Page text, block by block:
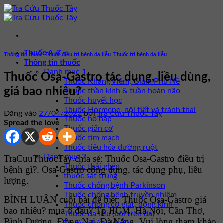
Bỏ
qua
dung
Thuốc A-Z
Thông tin thuốc
Danh mục 1
Thuốc Kháng Viêm, Giảm Phù Nề
Thuốc thần kinh & tuần hoàn não
Thuốc huyết học
Thuốc Hormone, nội tiết và tránh thai
Thuốc hô hấp
Thuốc giãn cơ
Thuốc tim mạch
Thuốc tiêu hóa đường ruột
Danh mục 2
Thuốc thải ghép
thuốc sát trùng
Thuốc chống bệnh Parkinson
Thuốc chống bệnh truyền nhiễm
Thuốc chống co giật, động kinh
Thuốc da liễu (bôi trên da)
Thông tin thuốc,Thuốc điều trị bệnh da liễu Thuốc trị bệnh da liễu
Thuốc Osa-Gastro tác dụng, liều dùng,
giá bao nhiêu?
Đăng vào 27/04/2022 bởiTra Cứu Thuốc Tây
Spread the love
TraCuuThuocTay chia sẻ: Thuốc Osa-Gastro điều trị
bệnh gì?. Osa-Gastro công dụng, tác dụng phụ, liều
lượng.
BÌNH LUẬN cuối bài để biết: Thuốc Osa-Gastro giá
bao nhiêu? mua ở đâu? Tp HCM, Hà Nội, Cần Thơ,